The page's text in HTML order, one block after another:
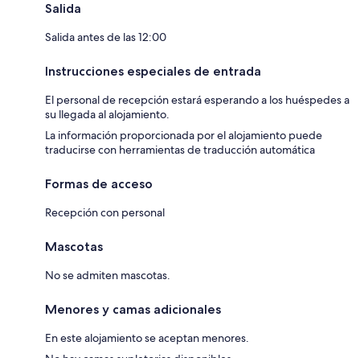
Salida
Salida antes de las 12:00
Instrucciones especiales de entrada
El personal de recepción estará esperando a los huéspedes a
su llegada al alojamiento.
La información proporcionada por el alojamiento puede
traducirse con herramientas de traducción automática
Formas de acceso
Recepción con personal
Mascotas
No se admiten mascotas.
Menores y camas adicionales
En este alojamiento se aceptan menores.